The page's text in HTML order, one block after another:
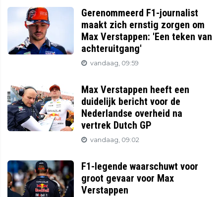
Gerenommeerd F1-journalist
maakt zich ernstig zorgen om
Max Verstappen: 'Een teken van
achteruitgang'
vandaag, 09:59
Max Verstappen heeft een
duidelijk bericht voor de
Nederlandse overheid na
vertrek Dutch GP
vandaag, 09:02
F1-legende waarschuwt voor
groot gevaar voor Max
Verstappen